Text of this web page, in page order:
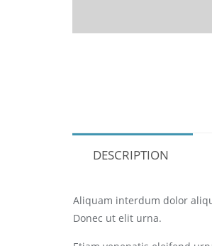
DESCRIPTION
Aliquam interdum dolor
Donec ut elit urna.